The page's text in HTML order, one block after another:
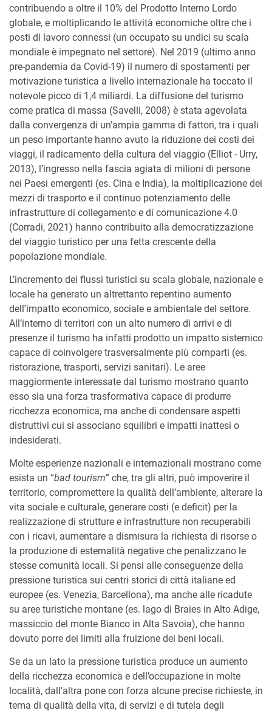
contribuendo a oltre il 10% del Prodotto Interno Lordo
globale, e moltiplicando le attività economiche oltre che i
posti di lavoro connessi (un occupato su undici su scala
mondiale è impegnato nel settore). Nel 2019 (ultimo anno
pre-pandemia da Covid-19) il numero di spostamenti per
motivazione turistica a livello internazionale ha toccato il
notevole picco di 1,4 miliardi. La diffusione del turismo
come pratica di massa (Savelli, 2008) è stata agevolata
dalla convergenza di un’ampia gamma di fattori, tra i quali
un peso importante hanno avuto la riduzione dei costi dei
viaggi, il radicamento della cultura del viaggio (Elliot - Urry,
2013), l’ingresso nella fascia agiata di milioni di persone
nei Paesi emergenti (es. Cina e India), la moltiplicazione dei
mezzi di trasporto e il continuo potenziamento delle
infrastrutture di collegamento e di comunicazione 4.0
(Corradi, 2021) hanno contribuito alla democratizzazione
del viaggio turistico per una fetta crescente della
popolazione mondiale.
L’incremento dei flussi turistici su scala globale, nazionale e
locale ha generato un altrettanto repentino aumento
dell’impatto economico, sociale e ambientale del settore.
All’interno di territori con un alto numero di arrivi e di
presenze il turismo ha infatti prodotto un impatto sistemico
capace di coinvolgere trasversalmente più comparti (es.
ristorazione, trasporti, servizi sanitari). Le aree
maggiormente interessate dal turismo mostrano quanto
esso sia una forza trasformativa capace di produrre
ricchezza economica, ma anche di condensare aspetti
distruttivi cui si associano squilibri e impatti inattesi o
indesiderati.
Molte esperienze nazionali e internazionali mostrano come
esista un “bad tourism” che, tra gli altri, può impoverire il
territorio, compromettere la qualità dell’ambiente, alterare la
vita sociale e culturale, generare costi (e deficit) per la
realizzazione di strutture e infrastrutture non recuperabili
con i ricavi, aumentare a dismisura la richiesta di risorse o
la produzione di esternalità negative che penalizzano le
stesse comunità locali. Si pensi alle conseguenze della
pressione turistica sui centri storici di città italiane ed
europee (es. Venezia, Barcellona), ma anche alle ricadute
su aree turistiche montane (es. lago di Braies in Alto Adige,
massiccio del monte Bianco in Alta Savoia), che hanno
dovuto porre dei limiti alla fruizione dei beni locali.
Se da un lato la pressione turistica produce un aumento
della ricchezza economica e dell’occupazione in molte
località, dall’altra pone con forza alcune precise richieste, in
tema di qualità della vita, di servizi e di tutela degli